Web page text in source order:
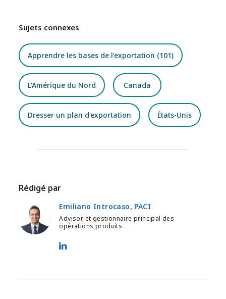
Sujets connexes
Apprendre les bases de l'exportation (101)
L'Amérique du Nord Canada
Dresser un plan d'exportation États-Unis
Rédigé par
Emiliano Introcaso, PACI
Advisor et gestionnaire principal des
opérations produits
Emiliano Introcaso, PACI - LinkedIn